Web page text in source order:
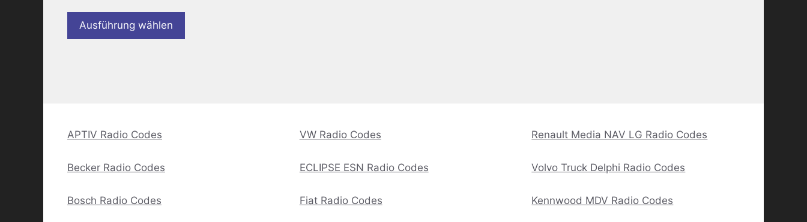
Ausführung wählen
weist
APTIV Radio Codes
Becker Radio Codes
Bosch Radio Codes
VW Radio Codes
ECLIPSE ESN Radio Codes
Fiat Radio Codes
Renault Media NAV LG Radio Codes
Volvo Truck Delphi Radio Codes
Kennwood MDV Radio Codes